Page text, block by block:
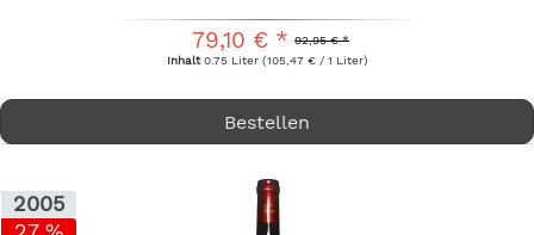
92,95 € *
79,10 € *
Inhalt0.75 Liter (105,47 € / 1 Liter)
Bestellen
2005